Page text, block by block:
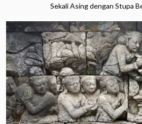
Sekali Asing dengan Stupa